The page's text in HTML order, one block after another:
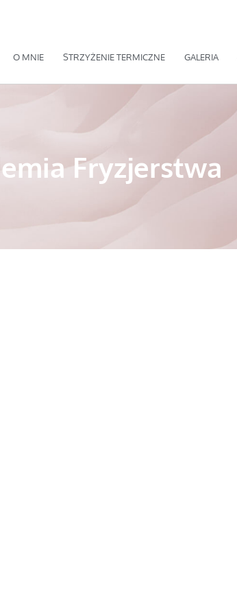
O MNIE STRZYŻENIE TERMICZNE GALERIA
Fryzjerstwa